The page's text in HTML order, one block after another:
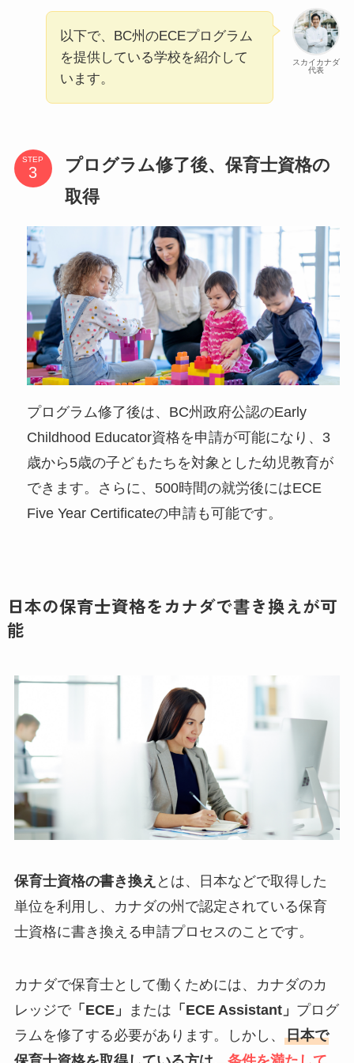
スカイカナダ
代表
以下で、BC州のECEプログラム
を提供している学校を紹介して
います。
STEP
プログラム修了後、保育士資格の
取得
プログラム修了後は、BC州政府公認のEarly
Childhood Educator資格を申請が可能になり、3
歳から5歳の子どもたちを対象とした幼児教育が
できます。さらに、500時間の就労後にはECE
Five Year Certificateの申請も可能です。
日本の保育士資格をカナダで書き換えが可
能
保育士資格の書き換え とは、日本などで取得した
単位を利用し、カナダの州で認定されている保育
士資格に書き換える申請プロセスのことです。
カナダで保育士として働くためには、カナダのカ
レッジで「ECE」 または 「ECE Assistant」 プログ
ラムを修了する必要があります。しかし、 日本で